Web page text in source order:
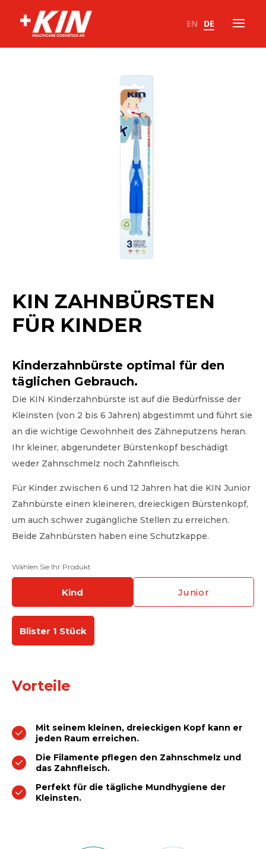
EN DE
KIN ZAHNBÜRSTEN
FÜR KINDER
Kinderzahnbürste optimal für den
täglichen Gebrauch.
Die KIN Kinderzahnbürste ist auf die Bedürfnisse der
Kleinsten (von 2 bis 6 Jahren) abgestimmt und führt sie
an die wichtige Gewohnheit des Zähneputzens heran.
Ihr kleiner, abgerundeter Bürstenkopf beschädigt
weder Zahnschmelz noch Zahnfleisch.
Für Kinder zwischen 6 und 12 Jahren hat die KIN Junior
Zahnbürste einen kleineren, dreieckigen Bürstenkopf,
um auch schwer zugängliche Stellen zu erreichen.
Beide Zahnbürsten haben eine Schutzkappe.
Wählen Sie Ihr Produkt
kind junior
Blister 1 Stück
Vorteile
Mit seinem kleinen, dreieckigen Kopf kann er
jeden Raum erreichen.
Die Filamente pflegen den Zahnschmelz und
das Zahnfleisch.
Perfekt für die tägliche Mundhygiene der
Kleinsten.